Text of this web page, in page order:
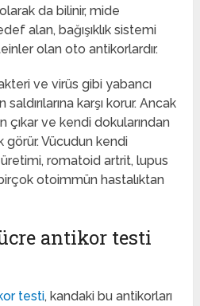
da bilinir, mide
alan, bağışıklık sistemi
olan oto antikorlardır.
ve virüs gibi yabancı
karşı korur. Ancak
ve kendi dokularından
görür. Vücudun kendi
üretimi, romatoid artrit, lupus
otoimmün hastalıktan
antikor testi
testi, kandaki bu antikorları